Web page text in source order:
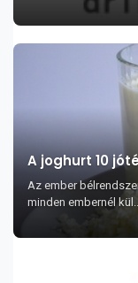
A joghurt 10
Az ember
minden embernél